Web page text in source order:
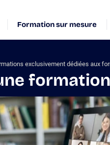
Formation sur mesure
exclusivement dédiées aux